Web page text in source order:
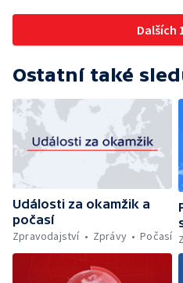
Dalších
Ostatní také
Události za okamžik a
počasí
Zpravodajství
Zprávy Počasí